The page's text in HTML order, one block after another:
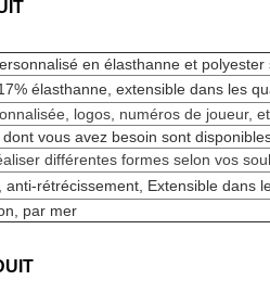
en élasthanne et
élasthanne, extensible dans les
logos, numéros de joueur,
vous avez besoin sont
différentes formes selon vos
rétrécissement, Extensible dans
par mer